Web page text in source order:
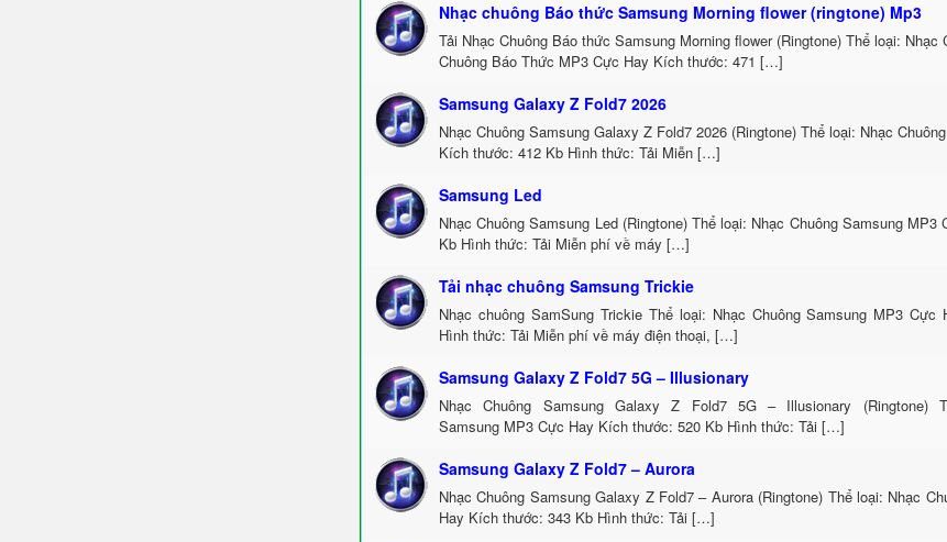
Nhạc chuông Báo thức Samsung Morning flower (ringtone) Mp3
Tải Nhạc Chuông Báo thức Samsung Morning flower (Ringtone) Thể loại: Nhạc
Chuông Báo Thức MP3 Cực Hay Kích thước: 471 […]
Samsung Galaxy Z Fold7 2026
Nhạc Chuông Samsung Galaxy Z Fold7 2026 (Ringtone) Thể loại: Nhạc
Kích thước: 412 Kb Hình thức: Tải Miễn […]
Samsung Led
Nhạc Chuông Samsung Led (Ringtone) Thể loại: Nhạc Chuông Samsung
Kb Hình thức: Tải Miễn phí về máy […]
Tải nhạc chuông Samsung Trickie
Nhạc chuông SamSung Trickie Thể loại: Nhạc Chuông Samsung MP3
Hình thức: Tải Miễn phí về máy điện thoại, […]
Samsung Galaxy Z Fold7 5G – Illusionary
Nhạc Chuông Samsung Galaxy Z Fold7 5G – Illusionary (Ringtone)
Samsung MP3 Cực Hay Kích thước: 520 Kb Hình thức: Tải […]
Samsung Galaxy Z Fold7 – Aurora
Nhạc Chuông Samsung Galaxy Z Fold7 – Aurora (Ringtone) Thể loại: Nhạc
Hay Kích thước: 343 Kb Hình thức: Tải […]